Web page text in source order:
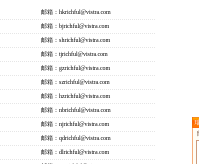
邮箱：hkrichful@vistra.com
邮箱：bjrichful@vistra.com
邮箱：shrichful@vistra.com
邮箱：tjrichful@vistra.com
邮箱：gzrichful@vistra.com
邮箱：szrichful@vistra.com
邮箱：hzrichful@vistra.com
邮箱：nbrichful@vistra.com
邮箱：njrichful@vistra.com
邮箱：qdrichful@vistra.com
邮箱：dlrichful@vistra.com